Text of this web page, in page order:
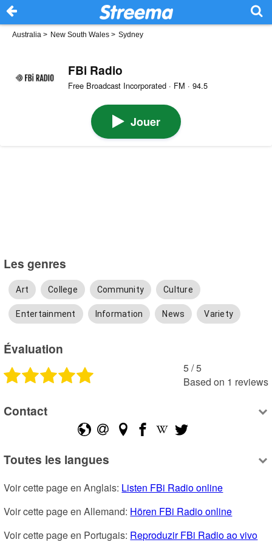
Australia > New South Wales > Sydney
FBi Radio
Free Broadcast Incorporated · FM · 94.5
Jouer
Les genres
Art College Community Culture
Entertainment Information News Variety
Évaluation
5 /5
Based on 1 reviews
Contact
Toutes les langues
Voir cette page en Anglais: Listen FBi Radio online
Voir cette page en Allemand: Hören FBi Radio online
Voir cette page en Portugais: Reproduzir FBi Radio ao vivo